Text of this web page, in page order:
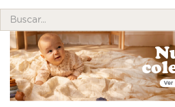
TÉRMINOS MÁS BUSCADOS
1.
pijama
2.
calcetines